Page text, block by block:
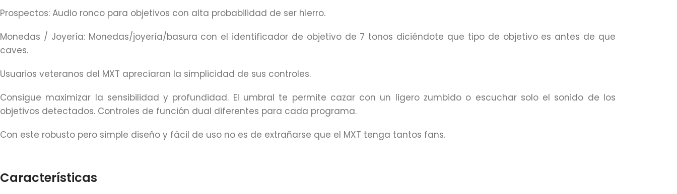
Prospectos: Audio ronco para objetivos con alta probabilidad de ser hierro.
Monedas / Joyería: Monedas/joyería/basura con el identificador de objetivo de 7 tonos diciéndote que tipo de objetivo es antes de que
caves.
Usuarios veteranos del MXT apreciaran la simplicidad de sus controles.
Consigue maximizar la sensibilidad y profundidad. El umbral te permite cazar con un ligero zumbido o escuchar solo el sonido de los
objetivos detectados. Controles de función dual diferentes para cada programa.
Con este robusto pero simple diseño y fácil de uso no es de extrañarse que el MXT tenga tantos fans.
Características